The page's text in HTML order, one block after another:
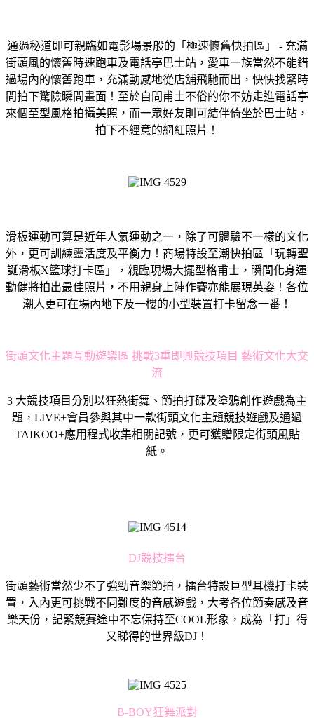
通過秘道即可親臨如電影場景般的「極速懷舊快拍區」 - 充滿
街頭風的懷舊時速跑車及電話亭巴士站，愛車一族當然不能錯
過場內的懷舊跑車，充滿動感地從店舖飛馳而出，快快找緊時
間拍下驚險瞬間畫面！至於自問甫士不俗的你不妨走進電話亭
來個至型風格拍攝美照，而一眾好友則可結伴倚坐於巴士站，
拍下不經意的網紅照片！
滑板運動可算是近年人氣運動之一，除了可體驗不一樣的文化
外，更可訓練靈活度及平衡力！商場特設至潮快拍區「玩轉聖
誕滑板X籃球打卡區」，親臨現場大擺型格甫士，瞬間化身運
動健將拍出最佳照片，不用親身上陣作賽亦能展現英姿！各位
潮人更可在場內地下及一樓的小型裝置打卡留念一番！
街頭文化主題互動遊樂區 挑戰3重即興競技項目 藝術文化大交
流
3 大競技項目分別以狂熱街舞、節拍打碟及塗鴉創作遊戲為主
題，LIVE+會員參與其中一款街頭文化主題競技遊戲及通過
TAIKOO+應用程式收集相關記號，更可獲贈限定街頭風貼
紙。
DJ競技擂台
街頭藝術當然少不了強勁音樂節拍，擂台特設巨型耳機打卡裝
置，入內更可挑戰不同難度的音感遊戲，大考各位節奏感及音
樂天份，記緊競賽途中不忘保持至COOL形象，成為「打」得
又睇得的世界級DJ！
B-BOY狂舞派對